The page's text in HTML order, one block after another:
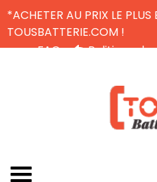
*ACHETER AU PRIX LE PLUS
TOUSBATTERIE.COM !
FAQ
Politique de